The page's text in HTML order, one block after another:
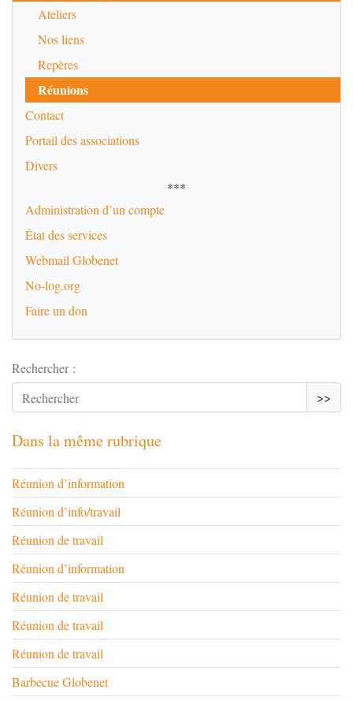
Ateliers
Nos liens
Repères
Réunions
Contact
Portail des associations
Divers
***
Administration d’un compte
État des services
Webmail Globenet
No-log.org
Faire un don
Rechercher :
>>
Dans la même rubrique
Réunion d’information
Réunion d’info/travail
Réunion de travail
Réunion d’information
Réunion de travail
Réunion de travail
Réunion de travail
Barbecue Globenet